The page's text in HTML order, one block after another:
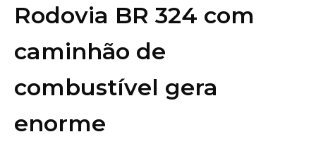
Rodovia BR 324 com
caminhão de
combustível gera
enorme